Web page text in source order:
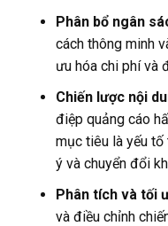
Phân bổ ngân
cách thông minh
ưu hóa chi phí và
Chiến lược nội
điệp quảng cáo
mục tiêu là yếu
ý và chuyển đổi
Phân tích và tối
và điều chỉnh